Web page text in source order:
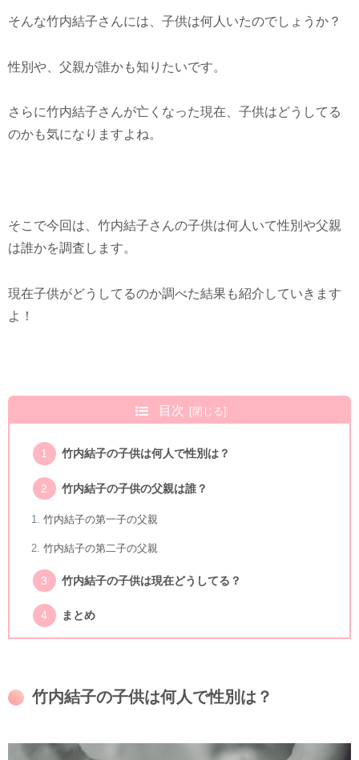
そんな竹内結子さんには、子供は何人いたのでしょうか？
性別や、父親が誰かも知りたいです。
さらに竹内結子さんが亡くなった現在、子供はどうしてる
のかも気になりますよね。
そこで今回は、竹内結子さんの子供は何人いて性別や父親
は誰かを調査します。
現在子供がどうしてるのか調べた結果も紹介していきます
よ！
目次
竹内結子の子供は何人で性別は？
竹内結子の子供の父親は誰？
竹内結子の第一子の父親
竹内結子の第二子の父親
竹内結子の子供は現在どうしてる？
まとめ
竹内結子の子供は何人で性別は？